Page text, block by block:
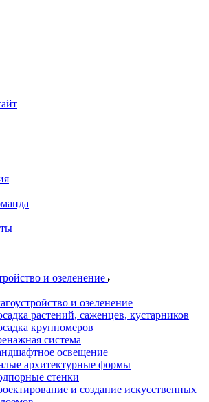
и озеленение
и озеленение
растений, саженцев, кустарников
крупномеров
система
освещение
архитектурные формы
стенки
и создание искусственных